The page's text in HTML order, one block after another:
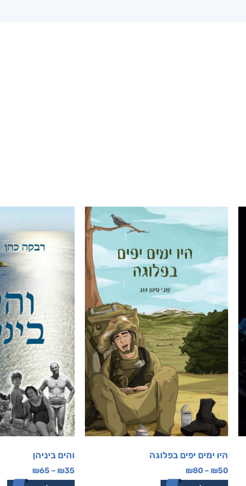
היו ימים יפים בפלוגה
₪50
–
₪80
והים ביניהן
₪35
–
₪65